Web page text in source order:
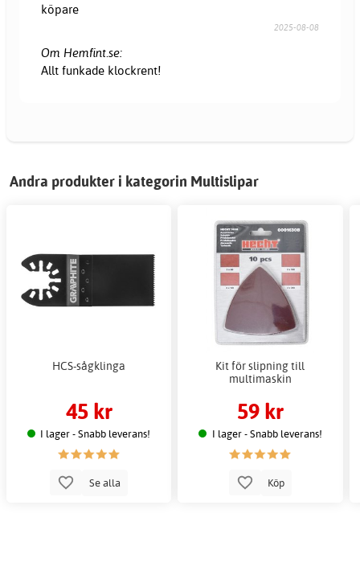
köpare
2025-08-08
Om Hemfint.se:
Allt funkade klockrent!
Andra produkter i kategorin Multislipar
HCS-sågklinga
45 kr
I lager - Snabb leverans!
Se alla
Kit för slipning till
multimaskin
59 kr
I lager - Snabb leverans!
Köp